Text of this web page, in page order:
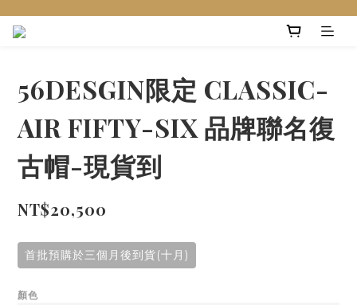
56DESGIN限定 CLASSIC-
AIR FIFTY-SIX 品牌聯名復
古帽-現貨到
NT$20,500
首批預購於三個月後到貨(十月)
顏色